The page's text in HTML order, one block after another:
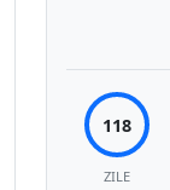
118
ZILE